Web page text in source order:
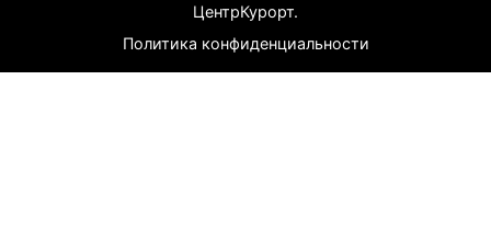
ЦентрКурорт.
Политика конфиденциальности